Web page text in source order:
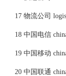
17 物流公司
18 中国电信
19 中国移动
20 中国联通